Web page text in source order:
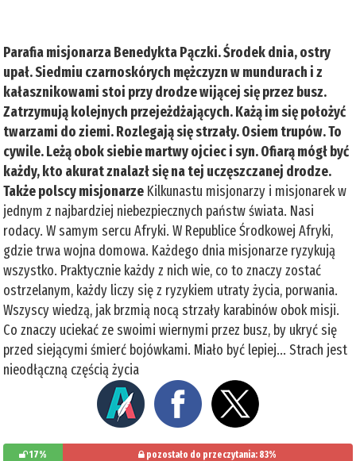
Parafia misjonarza Benedykta Pączki. Środek dnia, ostry
upał. Siedmiu czarnoskórych mężczyzn w mundurach i z
kałasznikowami stoi przy drodze wijącej się przez busz.
Zatrzymują kolejnych przejeżdżających. Każą im się położyć
twarzami do ziemi. Rozlegają się strzały. Osiem trupów. To
cywile. Leżą obok siebie martwy ojciec i syn. Ofiarą mógł być
każdy, kto akurat znalazł się na tej uczęszczanej drodze.
Także polscy misjonarze Kilkunastu misjonarzy i misjonarek w
jednym z najbardziej niebezpiecznych państw świata. Nasi
rodacy. W samym sercu Afryki. W Republice Środkowej Afryki,
gdzie trwa wojna domowa. Każdego dnia misjonarze ryzykują
wszystko. Praktycznie każdy z nich wie, co to znaczy zostać
ostrzelanym, każdy liczy się z ryzykiem utraty życia, porwania.
Wszyscy wiedzą, jak brzmią nocą strzały karabinów obok misji.
Co znaczy uciekać ze swoimi wiernymi przez busz, by ukryć się
przed siejącymi śmierć bojówkami. Miało być lepiej... Strach jest
nieodłączną częścią życia
17% pozostało do przeczytania: 83%